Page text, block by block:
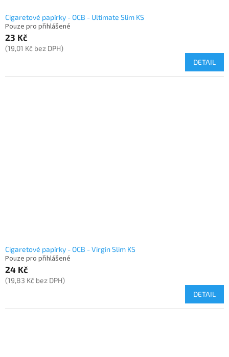
Cigaretové papírky - OCB - Ultimate Slim KS
Pouze pro přihlášené
23 Kč
(19,01 Kč bez DPH)
DETAIL
Cigaretové papírky - OCB - Virgin Slim KS
Pouze pro přihlášené
24 Kč
(19,83 Kč bez DPH)
DETAIL